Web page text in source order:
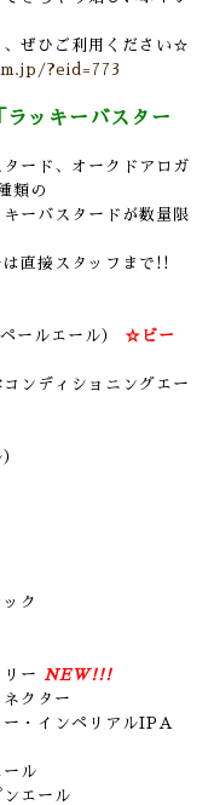
、ぜひご利用ください☆
?eid=773
ッキーバスター
ード、オークドアロガ
類の
ーバスタードが数量限
は直接スタッフまで!!
ールエール）
☆ビー
ンディショニングエー
ク
ー
NEW!!!
クター
・インペリアルIPA
ル
エール